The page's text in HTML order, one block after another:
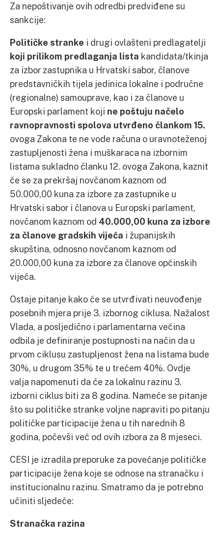
Za nepoštivanje ovih odredbi predviđene su
sankcije:
Političke stranke i drugi ovlašteni predlagatelji
koji prilikom predlaganja lista kandidata/tkinja
za izbor zastupnika u Hrvatski sabor, članove
predstavničkih tijela jedinica lokalne i područne
(regionalne) samouprave, kao i za članove u
Europski parlament koji ne poštuju načelo
ravnopravnosti spolova utvrđeno člankom 15.
ovoga Zakona te ne vode računa o uravnoteženoj
zastupljenosti žena i muškaraca na izbornim
listama sukladno članku 12. ovoga Zakona, kaznit
će se za prekršaj novčanom kaznom od
50.000,00 kuna za izbore za zastupnike u
Hrvatski sabor i članova u Europski parlament,
novčanom kaznom od 40.000,00 kuna za izbore
za članove gradskih vijeća i županijskih
skupština, odnosno novčanom kaznom od
20.000,00 kuna za izbore za članove općinskih
vijeća.
Ostaje pitanje kako će se utvrđivati neuvođenje
posebnih mjera prije 3. izbornog ciklusa. Nažalost
Vlada, a posljedično i parlamentarna većina
odbila je definiranje postupnosti na način da u
prvom ciklusu zastupljenost žena na listama bude
30%, u drugom 35% te u trećem 40%. Ovdje
valja napomenuti da će za lokalnu razinu 3.
izborni ciklus biti za 8 godina. Nameće se pitanje
što su političke stranke voljne napraviti po pitanju
političke participacije žena u tih narednih 8
godina, počevši već od ovih izbora za 8 mjeseci.
CESI je izradila preporuke za povećanje političke
participacije žena koje se odnose na stranačku i
institucionalnu razinu. Smatramo da je potrebno
učiniti sljedeće:
Stranačka razina